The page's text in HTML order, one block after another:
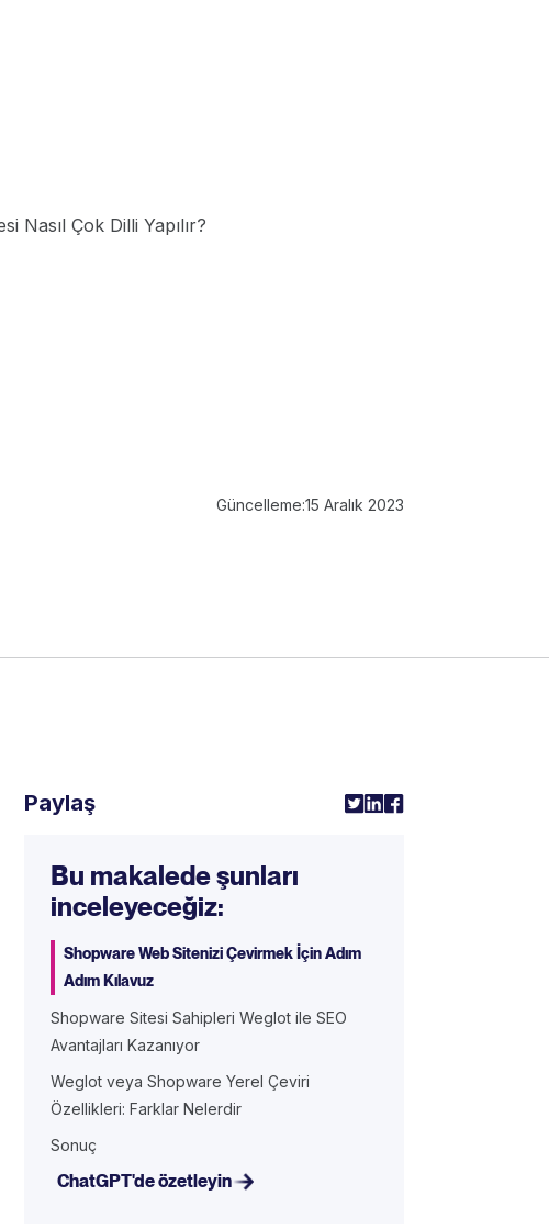
Güncelleme:15 Aralık 2023
Paylaş
Bu makalede şunları
inceleyeceğiz:
Shopware Web Sitenizi Çevirmek İçin Adım
Adım Kılavuz
Shopware Sitesi Sahipleri Weglot ile SEO
Avantajları Kazanıyor
Weglot veya Shopware Yerel Çeviri
Özellikleri: Farklar Nelerdir
Sonuç
ChatGPT'de özetleyin